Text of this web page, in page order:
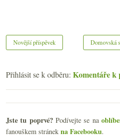
Novější příspěvek Domovská
Přihlásit se k odběru: Komentáře k
Jste tu poprvé?Podívejte se na
fanouškem stránek na Facebooku.